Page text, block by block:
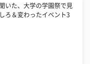
いた、大学の学園祭で見
ろ＆変わったイベント3